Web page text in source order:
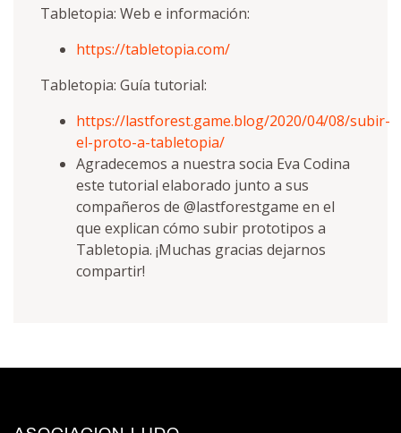
Tabletopia: Web e información:
https://tabletopia.com/
Tabletopia: Guía tutorial:
https://lastforest.game.blog/2020/04/08/subir-
el-proto-a-tabletopia/
Agradecemos a nuestra socia Eva Codina
este tutorial elaborado junto a sus
compañeros de @lastforestgame en el
que explican cómo subir prototipos a
Tabletopia. ¡Muchas gracias dejarnos
compartir!